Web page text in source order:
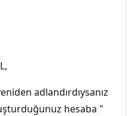
adlandırdıysanız
hesaba "